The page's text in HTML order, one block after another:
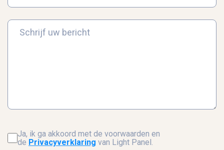
Schrijf uw bericht
Ja, ik ga akkoord met de voorwaarden en
de Privacyverklaring van Light Panel.